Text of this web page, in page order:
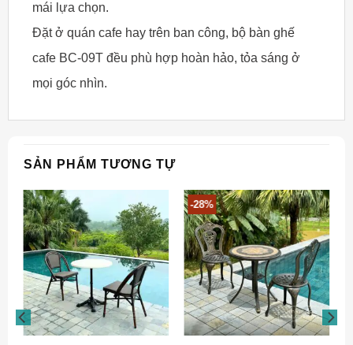
mái lựa chọn.
Đặt ở quán cafe hay trên ban công, bộ bàn ghế
cafe BC-09T đều phù hợp hoàn hảo, tỏa sáng ở
mọi góc nhìn.
SẢN PHẨM TƯƠNG TỰ
-28%